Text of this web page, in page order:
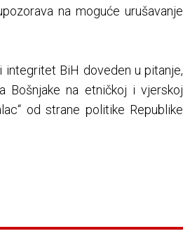
na moguće urušavanje
BiH doveden u pitanje,
Bošnjake na etničkoj i vjerskoj
od strane politike Republike